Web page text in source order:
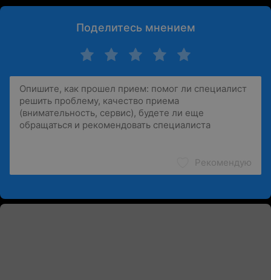
Поделитесь мнением
Рекомендую